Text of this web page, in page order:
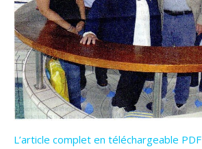
L’article complet en téléchargeable PDF